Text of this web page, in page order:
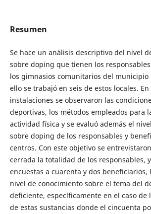
Resumen
Se hace un análisis descriptivo del nivel
sobre doping que tienen los
los gimnasios comunitarios del municipio
ello se trabajó en seis de estos locales. En
instalaciones se observaron las
deportivas, los métodos empleados para
actividad física y se evaluó además el
sobre doping de los responsables y
centros. Con este objetivo se
cerrada la totalidad de los responsables,
encuestas a cuarenta y dos beneficiarios,
nivel de conocimiento sobre el tema del
deficiente, específicamente en el caso de
de estas sustancias donde el cincuenta